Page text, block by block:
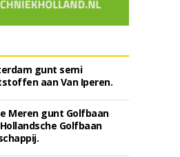
gunt semi
aan Van Iperen.
Meren gunt Golfbaan
Golfbaan